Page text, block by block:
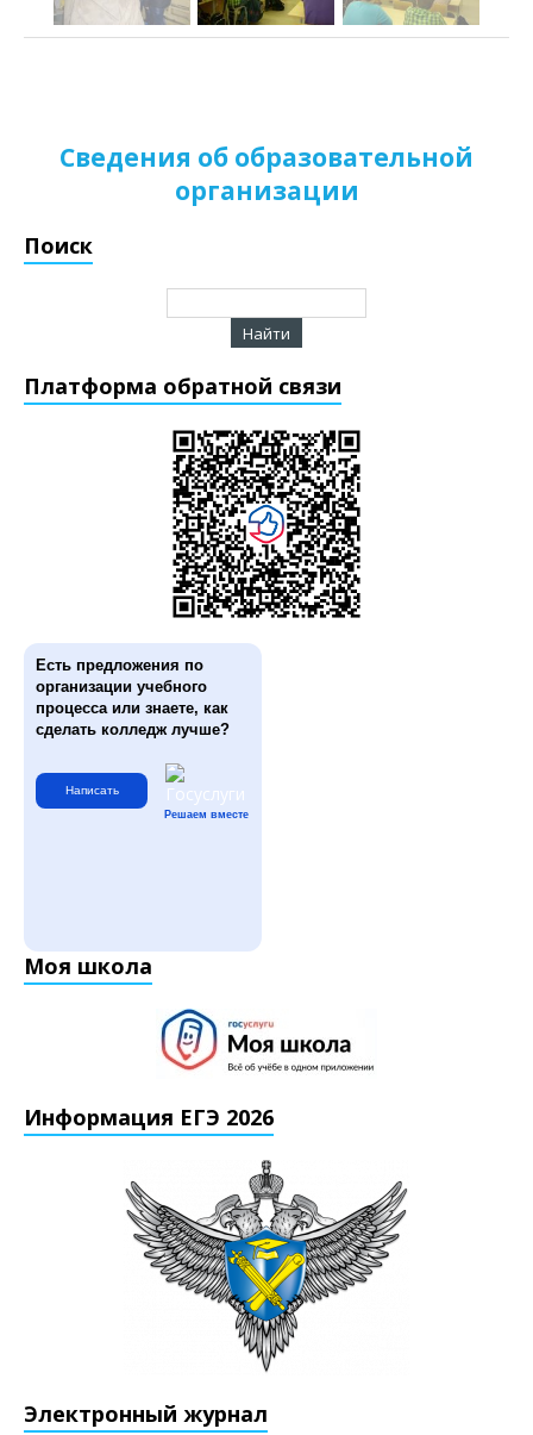
Сведения об образовательной
организации
Поиск
Платформа обратной связи
Есть предложения по
организации учебного
процесса или знаете, как
сделать колледж лучше?
Написать
Решаем вместе
Моя школа
Информация ЕГЭ 2026
Электронный журнал